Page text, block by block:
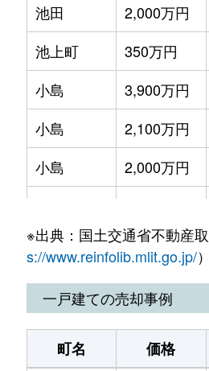
花園
1,000万円
横手
770万円
池田
2,000万円
池上町
350万円
小島
3,900万円
小島
2,100万円
小島
2,000万円
小島
20,000万円
春日
5,000万円
春日
4,800万円
※出典：国土交通省不動産
s://www.reinfolib.mlit.go.jp/
一戸建ての売却事例
町名 価格